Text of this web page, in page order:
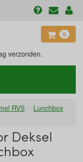
0
verzonden.
RVS
Lunchbox
Deksel